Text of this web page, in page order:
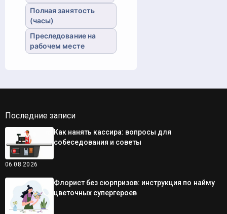
Полная занятость
(часы)
Преследование на
рабочем месте
Последние записи
06.08.2026
Как нанять кассира: вопросы для
собеседования и советы
Флорист без сюрпризов: инструкция по найму
цветочных супергероев